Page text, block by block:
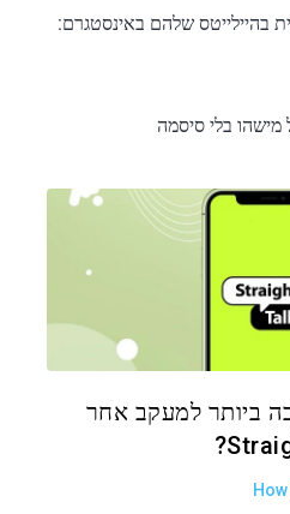
בהיילייטס שלהם באינסטגרם:
זה
ביותר למעקב אחר
How